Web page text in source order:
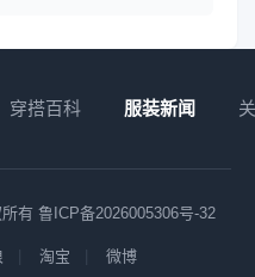
穿搭百科 服装新闻
有 鲁ICP备2026005306号-32
淘宝 微博